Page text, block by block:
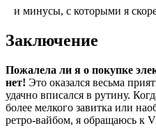
и минусы, с которыми я
Заключение
Пожалела ли я о покупке
нет! Это оказался весьма
удачно вписался в рутину.
более мелкого завитка или
ретро-вайбом, я обращаюсь к